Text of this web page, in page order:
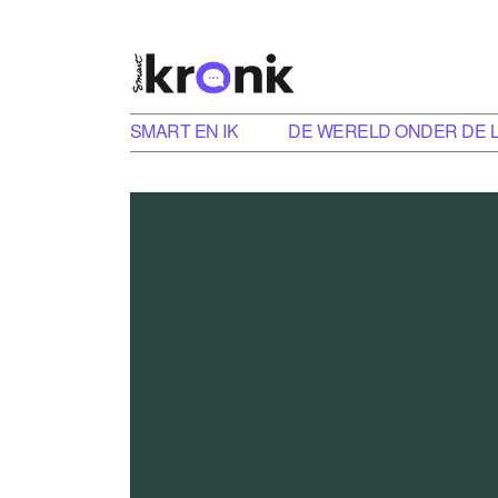
SMART EN IK DE WERELD ONDER DE